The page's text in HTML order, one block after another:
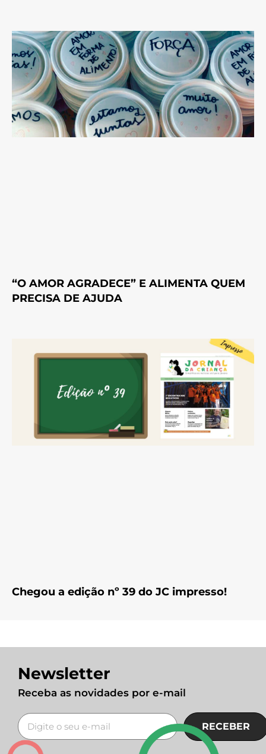
“O AMOR AGRADECE” E ALIMENTA QUEM
PRECISA DE AJUDA
Chegou a edição nº 39 do JC impresso!
Newsletter
Receba as novidades por e-mail
RECEBER